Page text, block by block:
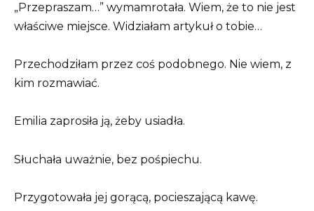
„Przepraszam…” wymamrotała. Wiem, że to nie jest
właściwe miejsce. Widziałam artykuł o tobie…
Przechodziłam przez coś podobnego. Nie wiem, z
kim rozmawiać.
Emilia zaprosiła ją, żeby usiadła.
Słuchała uważnie, bez pośpiechu.
Przygotowała jej gorącą, pocieszającą kawę.